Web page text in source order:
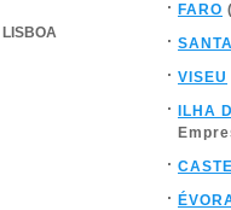
LISBOA
FARO
VISEU
ILHA